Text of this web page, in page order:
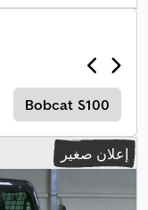
Bobcat S100
إعلان صغير